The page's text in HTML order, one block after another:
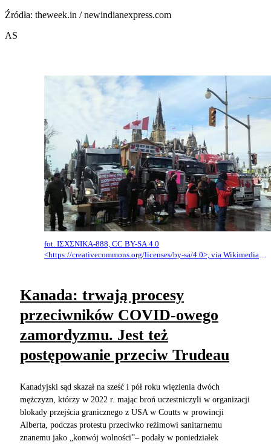
Źródła: theweek.in / newindianexpress.com
AS
fot. ΙΣΧΣΝΙΚΑ-888, CC BY-SA 4.0
<https://creativecommons.org/licenses/by-sa/4.0>, via Wikimedia
Kanada: trwają procesy
przeciwników COVID-owego
zamordyzmu. Jest też
postępowanie przeciw Trudeau
Kanadyjski sąd skazał na sześć i pół roku więzienia dwóch
mężczyzn, którzy w 2022 r. mając broń uczestniczyli w organizacji
blokady przejścia granicznego z USA w Coutts w prowincji
Alberta, podczas protestu przeciwko reżimowi sanitarnemu
znanemu jako „konwój wolności”– podały w poniedziałek